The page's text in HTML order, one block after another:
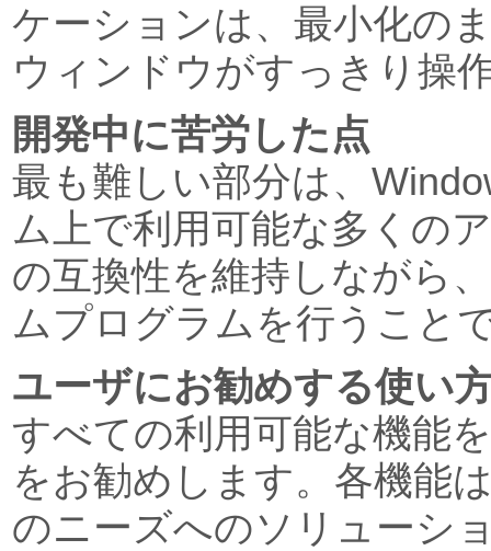
ケーションは、最小化の
ウィンドウがすっきり操
開発中に苦労した点
最も難しい部分は、
ム上で利用可能な多くの
の互換性を維持しながら
ムプログラムを行うこと
ユーザにお勧めする使い
すべての利用可能な機能
をお勧めします。各機能
のニーズへのソリューシ